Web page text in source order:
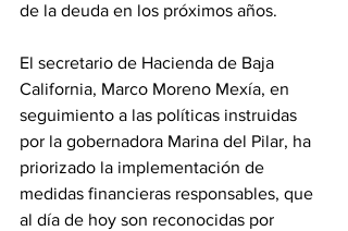
de la deuda en los próximos años.
El secretario de Hacienda de Baja
California, Marco Moreno Mexía, en
seguimiento a las políticas instruidas
por la gobernadora Marina del Pilar, ha
priorizado la implementación de
medidas financieras responsables, que
al día de hoy son reconocidas por